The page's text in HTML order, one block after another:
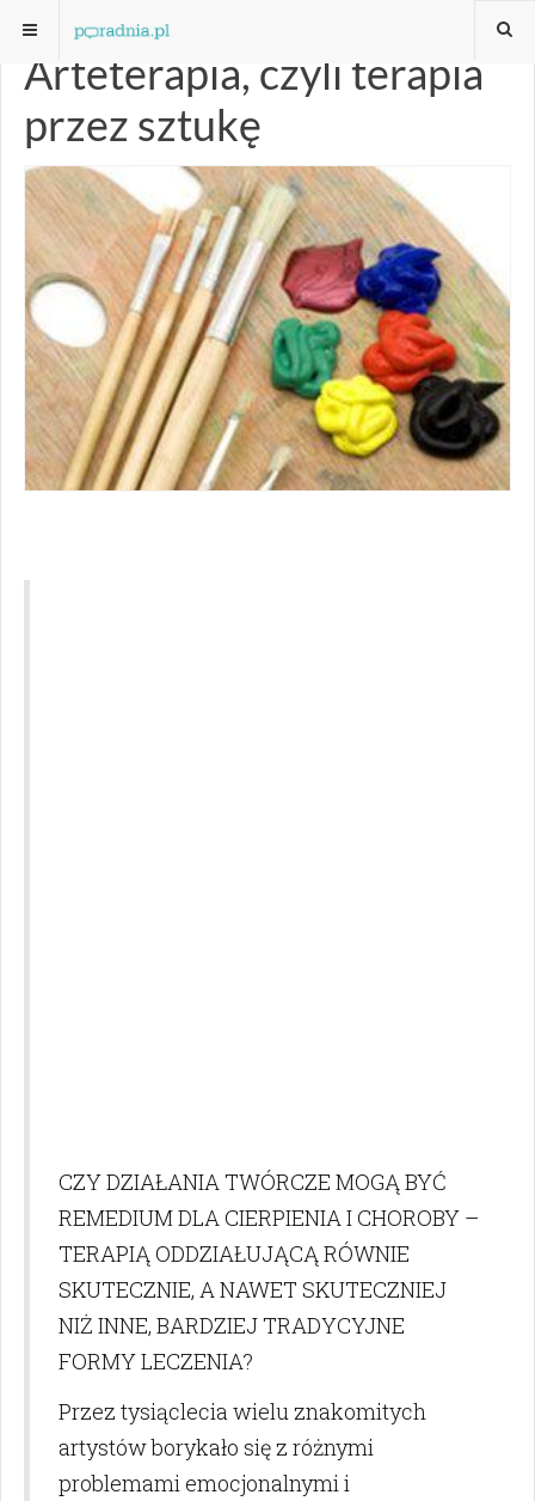
Arteterapia, czyli terapia
przez sztukę
CZY DZIAŁANIA TWÓRCZE MOGĄ BYĆ
REMEDIUM DLA CIERPIENIA I CHOROBY –
TERAPIĄ ODDZIAŁUJĄCĄ RÓWNIE
SKUTECZNIE, A NAWET SKUTECZNIEJ
NIŻ INNE, BARDZIEJ TRADYCYJNE
FORMY LECZENIA?
Przez tysiąclecia wielu znakomitych
artystów borykało się z różnymi
problemami emocjonalnymi i